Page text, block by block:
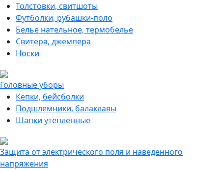
Толстовки, свитшоты
Футболки, рубашки-поло
Белье нательное, термобелье
Свитера, джемпера
Носки
Головные уборы
Кепки, бейсболки
Подшлемники, балаклавы
Шапки утепленные
Защита от электрического поля и наведенного
напряжения